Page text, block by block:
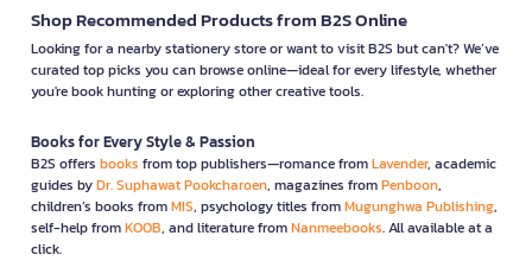
Shop Recommended Products from B2S Online
Looking for a nearby stationery store or want to visit B2S but can't? We’ve
curated top picks you can browse online—ideal for every lifestyle, whether
you're book hunting or exploring other creative tools.
Books for Every Style & Passion
B2S offers books from top publishers—romance fromLavender, academic
guides byDr. Suphawat Pookcharoen, magazines fromPenboon,
children’s books fromMIS, psychology titles fromMugunghwa Publishing,
self-help fromKOOB, and literature fromNanmeebooks. All available at a
click.